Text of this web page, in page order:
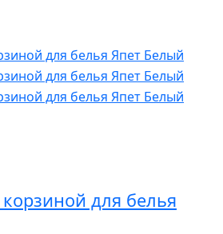
для белья